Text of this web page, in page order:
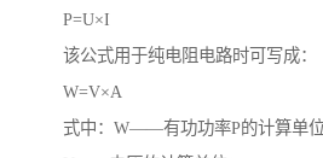
P=U×I
该公式用于纯电阻电路时可写成：
W=V×A
式中：W——有功功率P的计算单位